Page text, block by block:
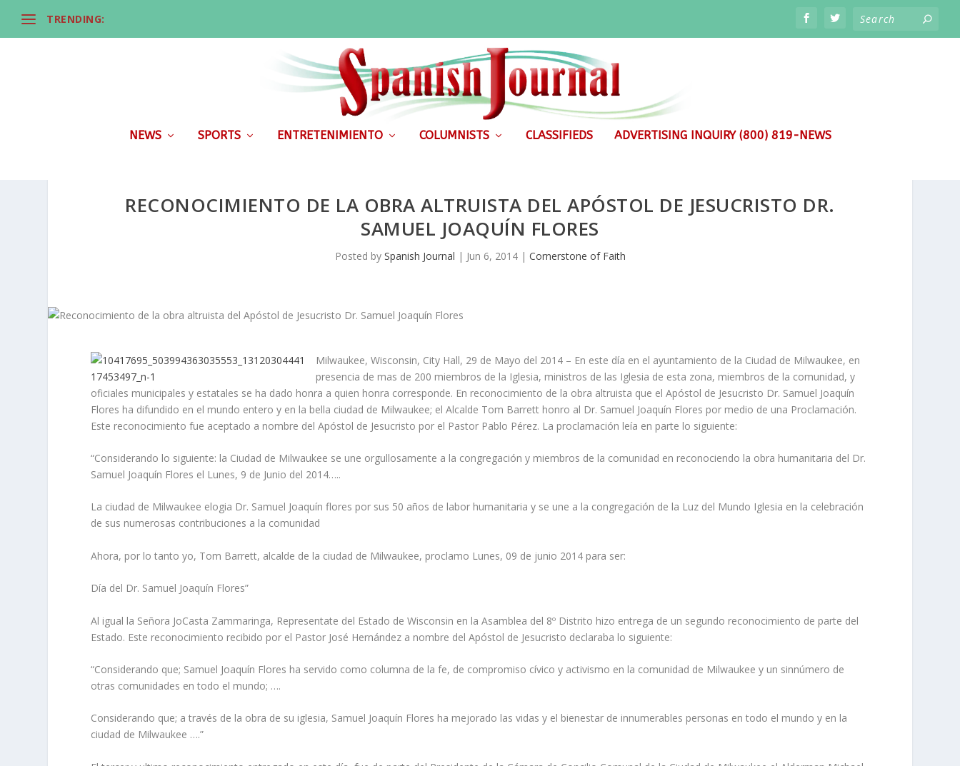
TRENDING:
NEWS SPORTS ENTRETENIMIENTO COLUMNISTS CLASSIFIEDS ADVERTISING INQUIRY (800) 819-NEWS
RECONOCIMIENTO DE LA OBRA ALTRUISTA DEL APÓSTOL DE JESUCRISTO DR.
SAMUEL JOAQUÍN FLORES
Posted by Spanish Journal | Jun 6, 2014| Cornerstone of Faith
Milwaukee, Wisconsin, City Hall, 29 de Mayo del 2014 – En este día en el ayuntamiento de la Ciudad de Milwaukee, en
presencia de mas de 200 miembros de la Iglesia, ministros de las Iglesia de esta zona, miembros de la comunidad, y
oficiales municipales y estatales se ha dado honra a quien honra corresponde. En reconocimiento de la obra altruista que el Apóstol de Jesucristo Dr. Samuel Joaquín
Flores ha difundido en el mundo entero y en la bella ciudad de Milwaukee; el Alcalde Tom Barrett honro al Dr. Samuel Joaquín Flores por medio de una Proclamación.
Este reconocimiento fue aceptado a nombre del Apóstol de Jesucristo por el Pastor Pablo Pérez. La proclamación leía en parte lo siguiente:
“Considerando lo siguiente: la Ciudad de Milwaukee se une orgullosamente a la congregación y miembros de la comunidad en reconociendo la obra humanitaria del Dr.
Samuel Joaquín Flores el Lunes, 9 de Junio del 2014…..
La ciudad de Milwaukee elogia Dr. Samuel Joaquín flores por sus 50 años de labor humanitaria y se une a la congregación de la Luz del Mundo Iglesia en la celebración
de sus numerosas contribuciones a la comunidad
Ahora, por lo tanto yo, Tom Barrett, alcalde de la ciudad de Milwaukee, proclamo Lunes, 09 de junio 2014 para ser:
Día del Dr. Samuel Joaquín Flores”
Al igual la Señora JoCasta Zammaringa, Representate del Estado de Wisconsin en la Asamblea del 8º Distrito hizo entrega de un segundo reconocimiento de parte del
Estado. Este reconocimiento recibido por el Pastor José Hernández a nombre del Apóstol de Jesucristo declaraba lo siguiente:
“Considerando que; Samuel Joaquín Flores ha servido como columna de la fe, de compromiso cívico y activismo en la comunidad de Milwaukee y un sinnúmero de
otras comunidades en todo el mundo; ….
Considerando que; a través de la obra de su iglesia, Samuel Joaquín Flores ha mejorado las vidas y el bienestar de innumerables personas en todo el mundo y en la
ciudad de Milwaukee ….”